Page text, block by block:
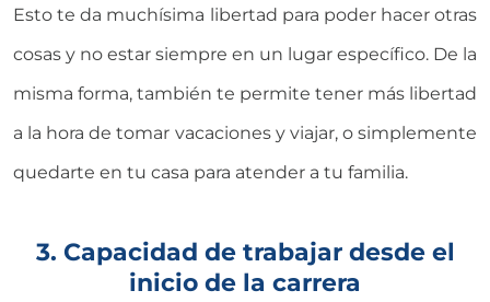
Esto te da muchísima libertad para poder hacer otras
cosas y no estar siempre en un lugar específico. De la
misma forma, también te permite tener más libertad
a la hora de tomar vacaciones y viajar, o simplemente
quedarte en tu casa para atender a tu familia.
3. Capacidad de trabajar desde el
inicio de la carrera